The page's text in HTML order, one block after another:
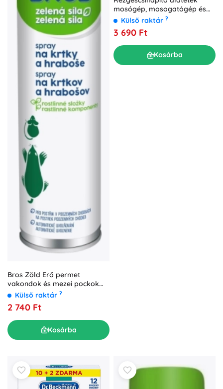
Bros Zöld Erő permet
vakondok és mezei pockok
ellen 400 ml
Külső raktár ?
2 740 Ft
Kosárba
mosógép, mosogatógép és
kád alá (4 db)
Külső raktár ?
3 690 Ft
Kosárba